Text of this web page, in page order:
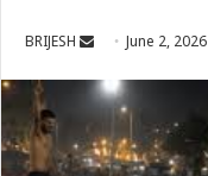
BRIJESH
Send
email
June 2, 2026